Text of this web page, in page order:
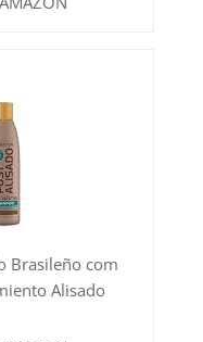
Brasileño com
Alisado